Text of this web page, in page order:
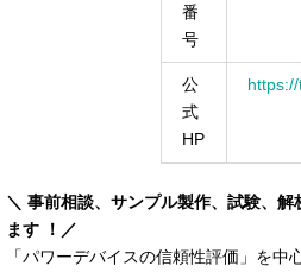
番
号
公
式
HP
＼ 事前相談、サンプル製作、試験、
ます ！／
「パワーデバイスの信頼性評価」を